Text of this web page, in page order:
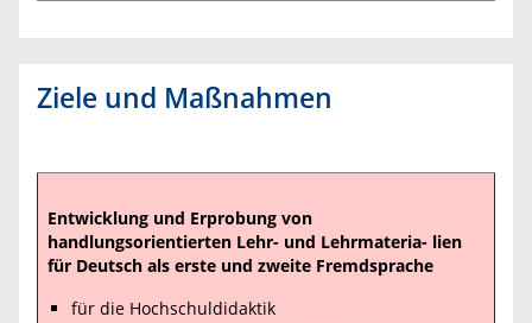
Ziele und Maßnahmen
Entwicklung und Erprobung von
handlungsorientierten Lehr- und Lehrmateria- lien
für Deutsch als erste und zweite Fremdsprache
für die Hochschuldidaktik